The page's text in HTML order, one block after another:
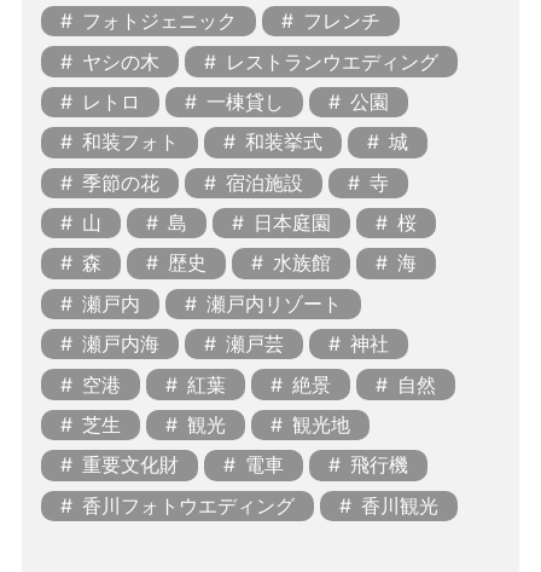
フォトジェニック
フレンチ
ヤシの木
レストランウエディング
レトロ
一棟貸し
公園
和装フォト
和装挙式
城
季節の花
宿泊施設
寺
山
島 日本庭園
桜
森
歴史 水族館
海
瀬戸内
瀬戸内リゾート
瀬戸内海
瀬戸芸
神社
空港
紅葉 絶景
自然
芝生
観光
観光地
重要文化財
電車
飛行機
香川フォトウエディング
香川観光